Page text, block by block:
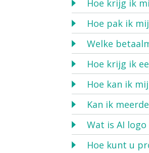
Hoe krijg ik
Hoe pak ik
Welke
Hoe krijg ik
Hoe kan ik
Kan ik
Wat is AI
Hoe kunt u